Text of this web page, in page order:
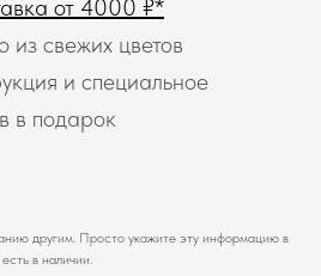
от 4000 ₽*
свежих цветов
и специальное
в подарок
другим. Просто укажите эту информацию в
в наличии.